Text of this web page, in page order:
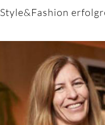
Style&Fashion